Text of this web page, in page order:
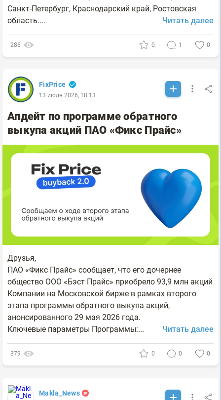
Санкт‑Петербург, Краснодарский край, Ростовская
область....
Читать далее
286 0 1 0
FixPrice
13 июля 2026, 18:13
Апдейт по программе обратного
выкупа акций ПАО «Фикс Прайс»
Друзья,
ПАО «Фикс Прайс» сообщает, что его дочернее
общество ООО «Бэст Прайс» приобрело 93,9 млн акций
Компании на Московской бирже в рамках второго
этапа программы обратного выкупа акций,
анонсированного 29 мая 2026 года.
Ключевые параметры Программы:...
Читать далее
379 0 0 0
Makla_News